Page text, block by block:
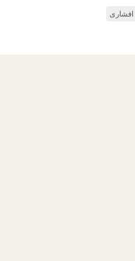
افشاری